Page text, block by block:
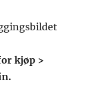
kjøp >